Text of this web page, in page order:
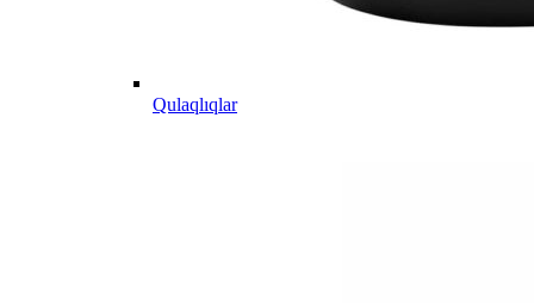
Qulaqlıqlar